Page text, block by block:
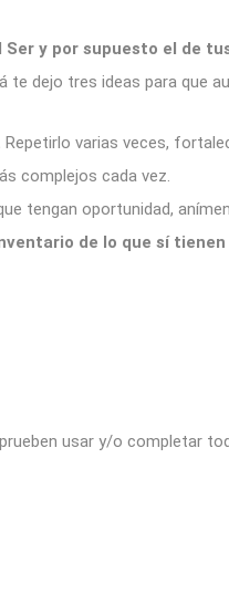
Ser y por supuesto el de
te dejo tres ideas para que
Repetirlo varias veces,
complejos cada vez.
tengan oportunidad,
de lo que sí
usar y/o completar